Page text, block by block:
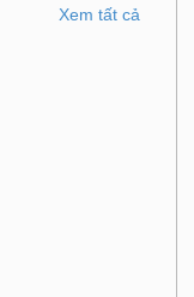
Xem tất cả